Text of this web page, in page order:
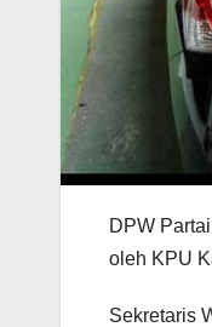
DPW
oleh KPU
Sekretaris